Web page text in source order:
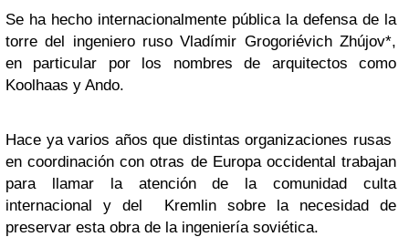
Se ha hecho internacionalmente pública la defensa de la
torre del ingeniero ruso Vladímir Grogoriévich Zhújov*,
en particular por los nombres de arquitectos como
Koolhaas y Ando.
Hace ya varios años que distintas organizaciones rusas
en coordinación con otras de Europa occidental trabajan
para llamar la atención de la comunidad culta
internacional y del Kremlin sobre la necesidad de
preservar esta obra de la ingeniería soviética.